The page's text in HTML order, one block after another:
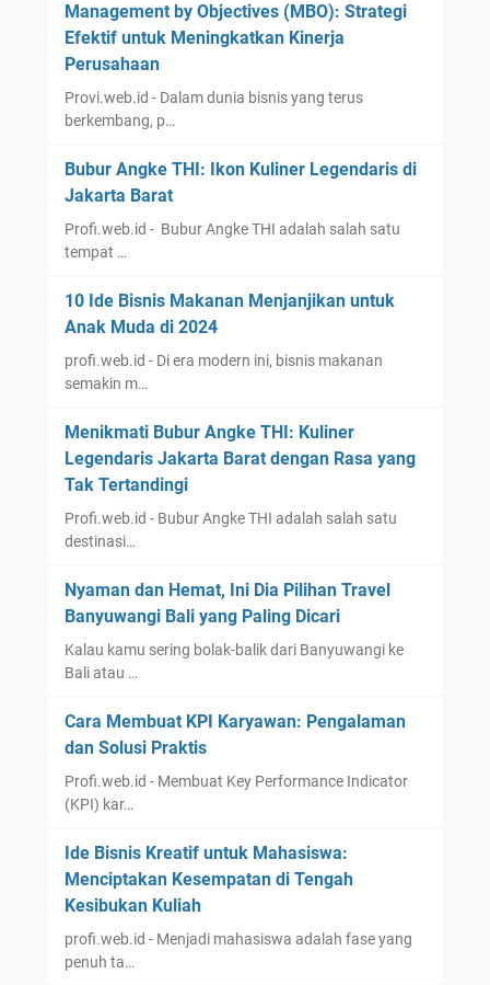
Management by Objectives (MBO): Strategi
Efektif untuk Meningkatkan Kinerja
Perusahaan
Provi.web.id - Dalam dunia bisnis yang terus
berkembang, p…
Bubur Angke THI: Ikon Kuliner Legendaris di
Jakarta Barat
Profi.web.id - Bubur Angke THI adalah salah satu
tempat …
10 Ide Bisnis Makanan Menjanjikan untuk
Anak Muda di 2024
profi.web.id - Di era modern ini, bisnis makanan
semakin m…
Menikmati Bubur Angke THI: Kuliner
Legendaris Jakarta Barat dengan Rasa yang
Tak Tertandingi
Profi.web.id - Bubur Angke THI adalah salah satu
destinasi…
Nyaman dan Hemat, Ini Dia Pilihan Travel
Banyuwangi Bali yang Paling Dicari
Kalau kamu sering bolak-balik dari Banyuwangi ke
Bali atau …
Cara Membuat KPI Karyawan: Pengalaman
dan Solusi Praktis
Profi.web.id - Membuat Key Performance Indicator
(KPI) kar…
Ide Bisnis Kreatif untuk Mahasiswa:
Menciptakan Kesempatan di Tengah
Kesibukan Kuliah
profi.web.id - Menjadi mahasiswa adalah fase yang
penuh ta…